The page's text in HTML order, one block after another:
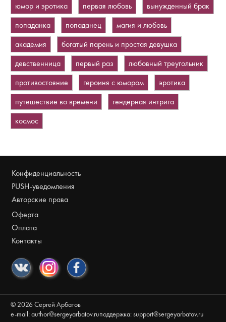
юмор и эротика первая любовь
вынужденный брак
попаданка
попаданец
магия и любовь
академия
богатый парень и простая девушка
девственница
первый раз
любовный треугольник
противостояние
героиня с юмором
эротика
путешествие во времени
гендерная интрига
космос
Конфиденциальность
PUSH-уведомления
Авторские права
Оферта
Оплата
Контакты
© 2026 Сергей Арбатов
e-mail:author@sergeyarbatov.ruподдержка:support@sergeyarbatov.ru